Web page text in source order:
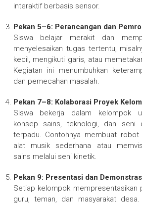
interaktif berbasis sensor.
Pekan 5–6: Perancangan dan
Siswa belajar merakit dan
menyelesaikan tugas tertentu,
kecil, mengikuti garis, atau
Kegiatan ini menumbuhkan
dan pemecahan masalah.
Pekan 7–8: Kolaborasi Proyek
Siswa bekerja dalam kelompok
konsep sains, teknologi, dan seni
terpadu. Contohnya membuat robot
alat musik sederhana atau
sains melalui seni kinetik.
Pekan 9: Presentasi dan
Setiap kelompok mempresentasikan
guru, teman, dan masyarakat